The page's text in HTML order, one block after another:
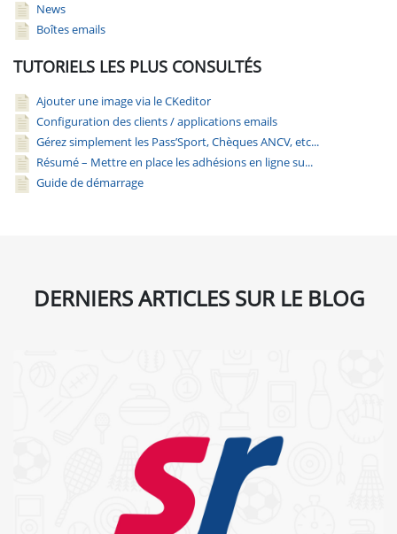
News
Boîtes emails
TUTORIELS LES PLUS CONSULTÉS
Ajouter une image via le CKeditor
Configuration des clients / applications emails
Gérez simplement les Pass’Sport, Chèques ANCV, etc...
Résumé – Mettre en place les adhésions en ligne su...
Guide de démarrage
DERNIERS ARTICLES SUR LE BLOG